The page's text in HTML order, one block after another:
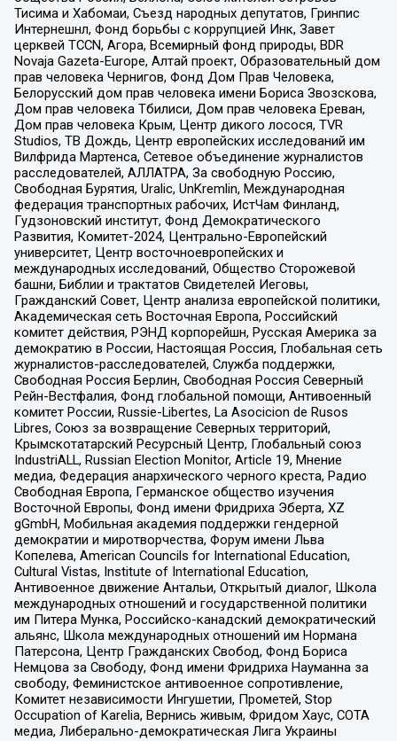
Тисима и Хабомаи, Съезд народных депутатов, Гринпис
Интернешнл, Фонд борьбы с коррупцией Инк, Завет
церквей TCCN, Агора, Всемирный фонд природы, BDR
Novaja Gazeta-Europe, Алтай проект, Образовательный дом
прав человека Чернигов, Фонд Дом Прав Человека,
Белорусский дом прав человека имени Бориса Звозскова,
Дом прав человека Тбилиси, Дом прав человека Ереван,
Дом прав человека Крым, Центр дикого лосося, TVR
Studios, ТВ Дождь, Центр европейских исследований им
Вилфрида Мартенса, Сетевое объединение журналистов
расследователей, АЛЛАТРА, За свободную Россию,
Свободная Бурятия, Uralic, UnKremlin, Международная
федерация транспортных рабочих, ИстЧам Финланд,
Гудзоновский институт, Фонд Демократического
Развития, Комитет-2024, Центрально-Европейский
университет, Центр восточноевропейских и
международных исследований, Общество Сторожевой
башни, Библии и трактатов Свидетелей Иеговы,
Гражданский Совет, Центр анализа европейской политики,
Академическая сеть Восточная Европа, Российский
комитет действия, РЭНД корпорейшн, Русская Америка за
демократию в России, Настоящая Россия, Глобальная сеть
журналистов-расследователей, Служба поддержки,
Свободная Россия Берлин, Свободная Россия Северный
Рейн-Вестфалия, Фонд глобальной помощи, Антивоенный
комитет России, Russie-Libertes, La Asocicion de Rusos
Libres, Союз за возвращение Северных территорий,
Крымскотатарский Ресурсный Центр, Глобальный союз
IndustriALL, Russian Election Monitor, Article 19, Мнение
медиа, Федерация анархического черного креста, Радио
Свободная Европа, Германское общество изучения
Восточной Европы, Фонд имени Фридриха Эберта, XZ
gGmbH, Мобильная академия поддержки гендерной
демократии и миротворчества, Форум имени Льва
Копелева, American Councils for International Education,
Cultural Vistas, Institute of International Education,
Антивоенное движение Антальи, Открытый диалог, Школа
международных отношений и государственной политики
им Питера Мунка, Российско-канадский демократический
альянс, Школа международных отношений им Нормана
Патерсона, Центр Гражданских Свобод, Фонд Бориса
Немцова за Свободу, Фонд имени Фридриха Науманна за
свободу, Феминистское антивоенное сопротивление,
Комитет независимости Ингушетии, Прометей, Stop
Occupation of Karelia, Вернись живым, Фридом Хаус, СОТА
медиа, Либерально-демократическая Лига Украины